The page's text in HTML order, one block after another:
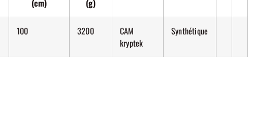
(cm)
(g)
100 3200
CAM
kryptek
Synthétique